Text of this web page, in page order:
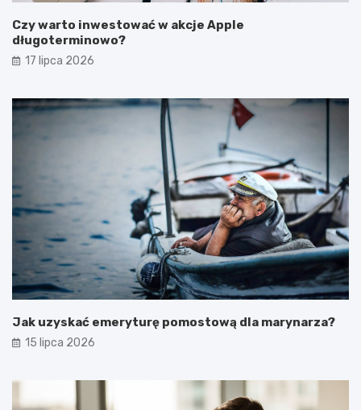
Czy warto inwestować w akcje Apple
długoterminowo?
17 lipca 2026
Jak uzyskać emeryturę pomostową dla marynarza?
15 lipca 2026